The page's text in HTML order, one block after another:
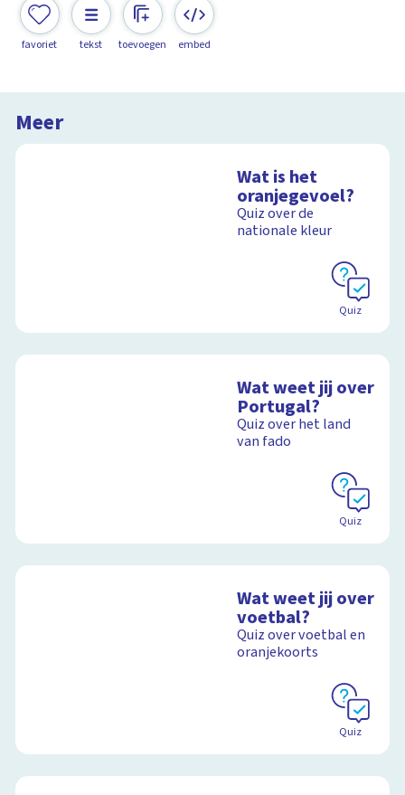
favoriet tekst toevoegen embed
Meer
Wat is het
oranjegevoel?
Quiz over de
nationale kleur
Quiz
Wat weet jij over
Portugal?
Quiz over het land
van fado
Quiz
Wat weet jij over
voetbal?
Quiz over voetbal en
oranjekoorts
Quiz